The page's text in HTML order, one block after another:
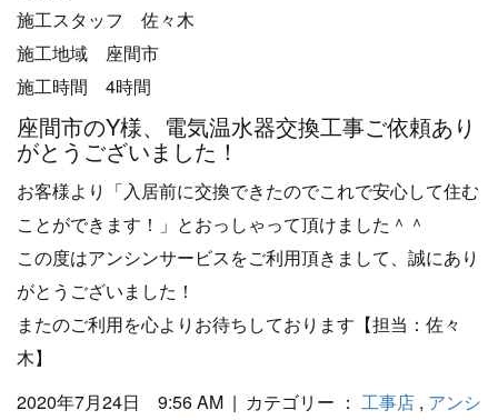
施工スタッフ 佐々木
施工地域 座間市
施工時間 4時間
座間市のY様、電気温水器交換工事ご依頼あり
がとうございました！
お客様より「入居前に交換できたのでこれで安心して住む
ことができます！」とおっしゃって頂けました＾＾
この度はアンシンサービスをご利用頂きまして、誠にあり
がとうございました！
またのご利用を心よりお待ちしております【担当：佐々
木】
2020年7月24日 9:56 AM | カテゴリー ： 工事店 , アンシ